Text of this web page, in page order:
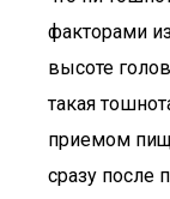
факторами
высоте
такая
приемом
сразу после